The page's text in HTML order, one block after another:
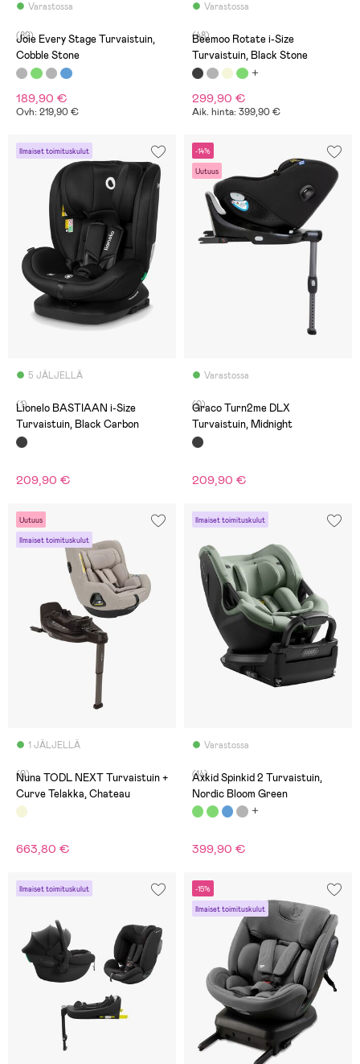
Varastossa
(82)
Joie Every Stage Turvaistuin,
Cobble Stone
189,90 €
Ovh: 219,90 €
Varastossa
(48)
Beemoo Rotate i-Size
Turvaistuin, Black Stone
299,90 €
Aik. hinta: 399,90 €
Ilmaiset toimituskulut
5 JÄLJELLÄ
(1)
Lionelo BASTIAAN i-Size
Turvaistuin, Black Carbon
209,90 €
-14%
Uutuus
Varastossa
(0)
Graco Turn2me DLX
Turvaistuin, Midnight
209,90 €
Uutuus
Ilmaiset toimituskulut
1 JÄLJELLÄ
(0)
Nuna TODL NEXT Turvaistuin +
Curve Telakka, Chateau
663,80 €
Ilmaiset toimituskulut
Varastossa
(14)
Axkid Spinkid 2 Turvaistuin,
Nordic Bloom Green
399,90 €
Ilmaiset toimituskulut -15%
Ilmaiset toimituskulut